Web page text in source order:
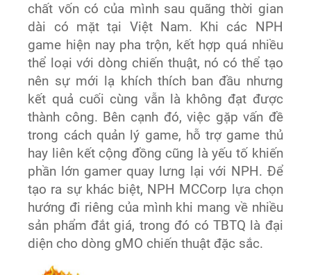
chất vốn có của mình sau quãng thời gian
dài có mặt tại Việt Nam. Khi các NPH
game hiện nay pha trộn, kết hợp quá nhiều
thể loại với dòng chiến thuật, nó có thể tạo
nên sự mới lạ khích thích ban đầu nhưng
kết quả cuối cùng vẫn là không đạt được
thành công. Bên cạnh đó, việc gặp vấn đề
trong cách quản lý game, hỗ trợ game thủ
hay liên kết cộng đồng cũng là yếu tố khiến
phần lớn gamer quay lưng lại với NPH. Để
tạo ra sự khác biệt, NPH MCCorp lựa chọn
hướng đi riêng của mình khi mang về nhiều
sản phẩm đắt giá, trong đó có TBTQ là đại
diện cho dòng gMO chiến thuật đặc sắc.